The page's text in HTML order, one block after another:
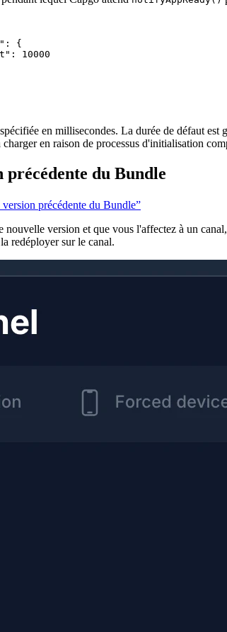
: {
: 10000
en millisecondes. La durée de défaut
en raison de processus d'initialisation
précédente du Bundle
précédente du Bundle”
version et que vous l'affectez à un
redéployer sur le canal.